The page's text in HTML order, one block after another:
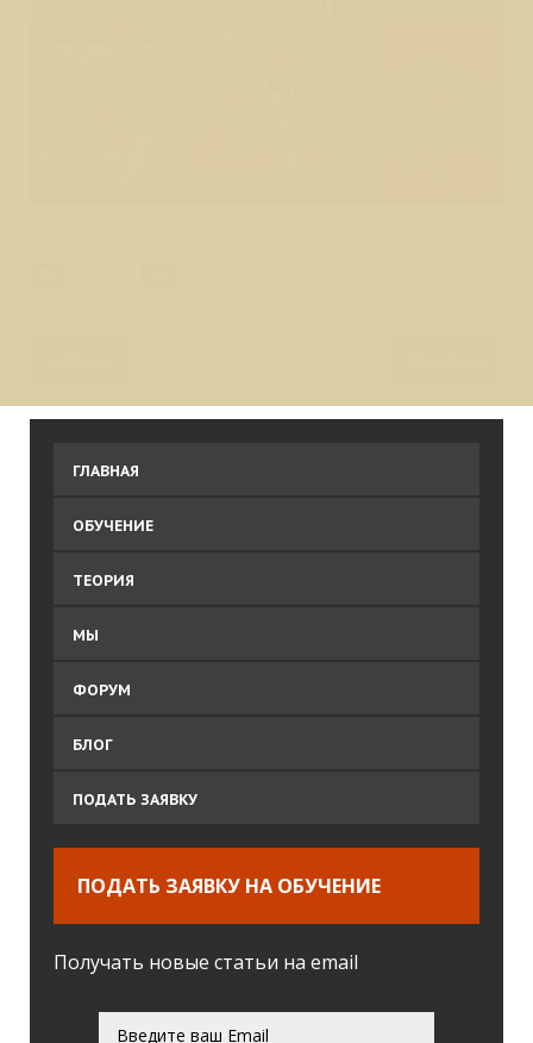
ГЛАВНАЯ
ОБУЧЕНИЕ
ТЕОРИЯ
МЫ
ФОРУМ
БЛОГ
ПОДАТЬ ЗАЯВКУ
ПОДАТЬ ЗАЯВКУ НА ОБУЧЕНИЕ
Получать новые статьи на email